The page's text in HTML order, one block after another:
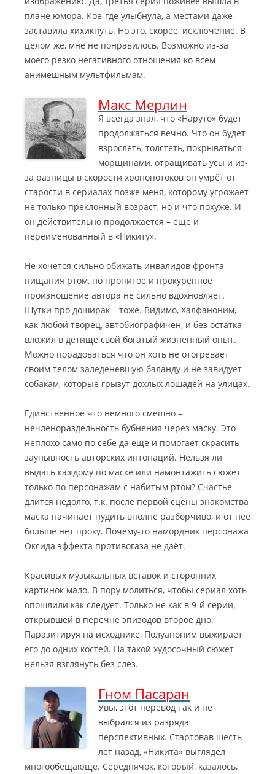
плане юмора. Кое-где улыбнула, а местами даже
заставила хихикнуть. Но это, скорее, исключение. В
целом же, мне не понравилось. Возможно из-за
моего резко негативного отношения ко всем
анимешным мультфильмам.
Макс Мерлин
Я всегда знал, что «Наруто» будет
продолжаться вечно. Что он будет
взрослеть, толстеть, покрываться
морщинами, отращивать усы и из-
за разницы в скорости хронопотоков он умрёт от
старости в сериалах позже меня, которому угрожает
не только преклонный возраст, но и что похуже. И
он действительно продолжается – ещё и
переименованный в «Никиту».
Не хочется сильно обижать инвалидов фронта
пищания ртом, но пропитое и прокуренное
произношение автора не сильно вдохновляет.
Шутки про доширак – тоже. Видимо, Халфаноним,
как любой творец, автобиографичен, и без остатка
вложил в детище свой богатый жизненный опыт.
Можно порадоваться что он хоть не отогревает
своим телом заледеневшую баланду и не завидует
собакам, которые грызут дохлых лошадей на улицах.
Единственное что немного смешно –
нечленораздельность бубнения через маску. Это
неплохо само по себе да ещё и помогает скрасить
заунывность авторских интонаций. Нельзя ли
выдать каждому по маске или намонтажить сюжет
только по персонажам с набитым ртом? Счастье
длится недолго, т.к. после первой сцены знакомства
маска начинает нудить вполне разборчиво, и от неё
больше нет проку. Почему-то намордник персонажа
Оксида эффекта противогаза не даёт.
Красивых музыкальных вставок и сторонних
картинок мало. В пору молиться, чтобы сериал хоть
опошлили как следует. Только не как в 9-й серии,
открывшей в перечне эпизодов второе дно.
Паразитируя на исходнике, Полуаноним выжирает
его до одних костей. На такой худосочный сюжет
нельзя взглянуть без слёз.
Гном Пасаран
Увы, этот перевод так и не
выбрался из разряда
перспективных. Стартовав шесть
лет назад, «Никита» выглядел
многообещающе. Середнячок, который, казалось,